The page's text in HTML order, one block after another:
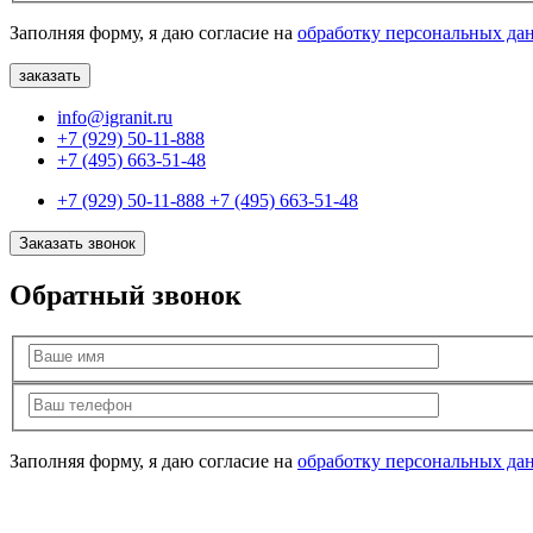
Заполняя форму, я даю согласие на обработку персональных
info@igranit.ru
+7 (929) 50-11-888
+7 (495) 663-51-48
+7 (929) 50-11-888 +7 (495) 663-51-48
Заказать звонок
Обратный звонок
Заполняя форму, я даю согласие на обработку персональных